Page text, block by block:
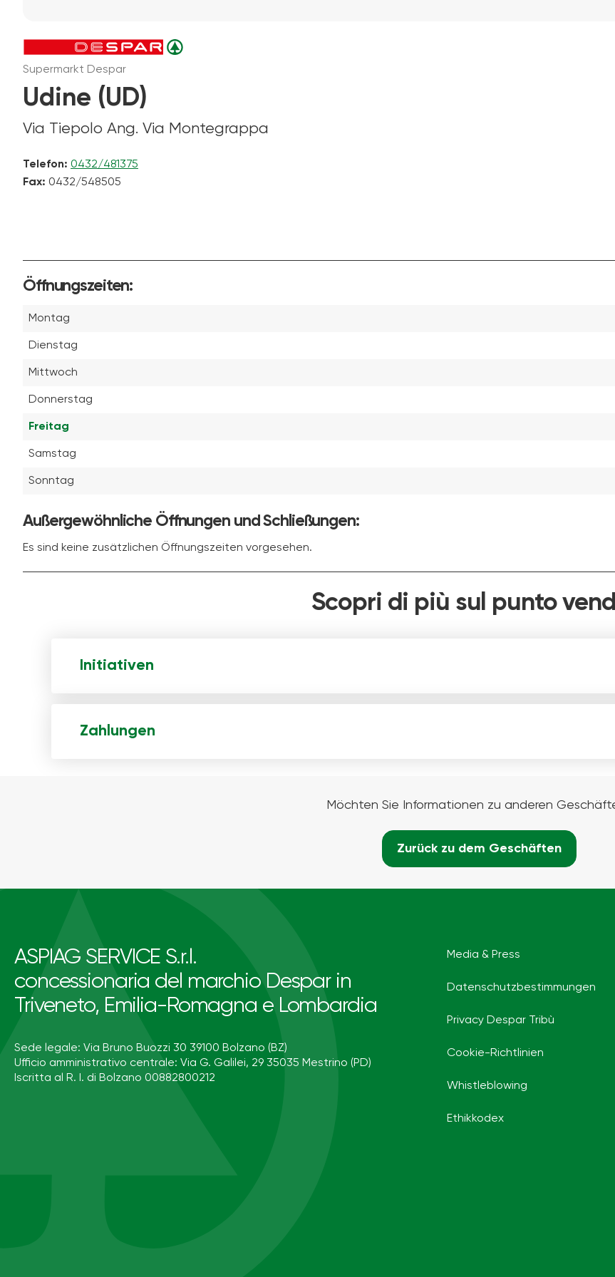
Supermarkt Despar
Udine (UD)
Via Tiepolo Ang. Via Montegrappa
Telefon: 0432/481375
Fax: 0432/548505
Öffnungszeiten:
Montag
Dienstag
Mittwoch
Donnerstag
Freitag
Samstag
Sonntag
Außergewöhnliche Öffnungen und Schließungen:
Es sind keine zusätzlichen Öffnungszeiten vorgesehen.
Scopri di più sul punto
Initiativen
Zahlungen
Möchten Sie Informationen zu anderen
Zurück zu dem Geschäften
ASPIAG SERVICE S.r.l.
concessionaria del marchio Despar in
Triveneto, Emilia-Romagna e Lombardia
Sede legale: Via Bruno Buozzi 30 39100 Bolzano (BZ)
Ufficio amministrativo centrale: Via G. Galilei, 29 35035 Mestrino (PD)
Iscritta al R. I. di Bolzano 00882800212
Media & Press
Datenschutzbestimmungen
Privacy Despar Tribù
Cookie-Richtlinien
Whistleblowing
Ethikkodex